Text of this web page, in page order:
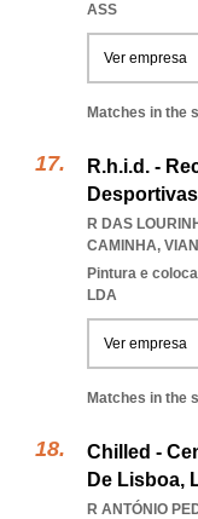
ASS
Ver empresa
Matches in the
R.h.i.d. -
R DAS
CAMINHA,
Pintura e
LDA
Ver empresa
Matches in the
Chilled -
De Lisboa,
R ANTÓNIO